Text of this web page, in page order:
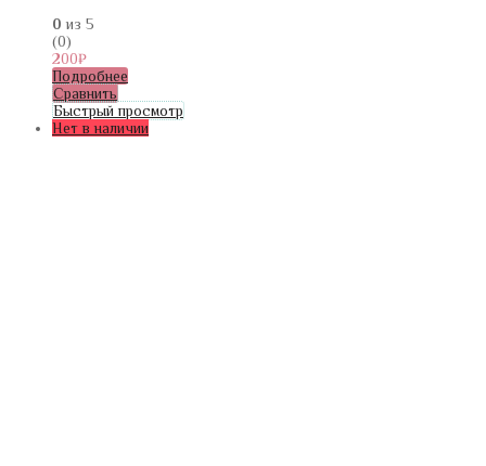
0 из 5
(0)
200₽
Подробнее
Сравнить
Быстрый просмотр
Нет в наличии